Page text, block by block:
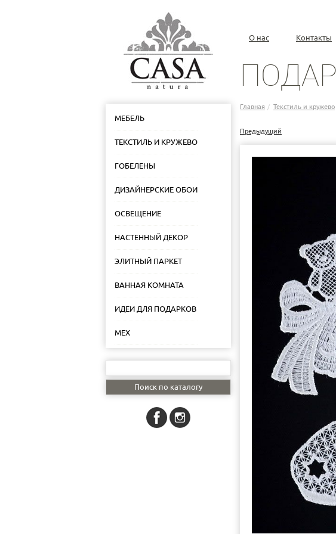
МЕБЕЛЬ
ТЕКСТИЛЬ И КРУЖЕВО
ГОБЕЛЕНЫ
ДИЗАЙНЕРСКИЕ ОБОИ
ОСВЕЩЕНИЕ
НАСТЕННЫЙ ДЕКОР
ЭЛИТНЫЙ ПАРКЕТ
ВАННАЯ КОМНАТА
ИДЕИ ДЛЯ ПОДАРКОВ
МЕХ
О нас Контакты
Главная / Текстиль и кружево
Предыдущий